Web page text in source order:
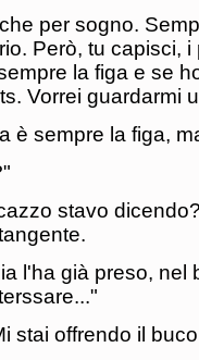
per sogno.
Però, tu capisci,
la figa e se
Vorrei guardarmi
è sempre la figa,
stavo
l'ha già preso, nel
stai offrendo il